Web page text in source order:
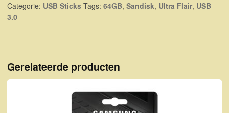
Categorie: USB Sticks Tags: 64GB, Sandisk, Ultra Flair, USB
3.0
Gerelateerde producten